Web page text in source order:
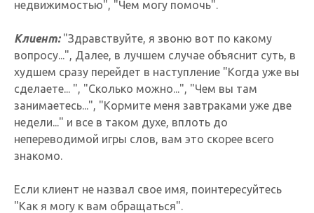
недвижимостью", "Чем могу помочь".
Клиент:"Здравствуйте, я звоню вот по какому
вопросу...", Далее, в лучшем случае объяснит суть, в
худшем сразу перейдет в наступление "Когда уже вы
сделаете... ", "Сколько можно...", "Чем вы там
занимаетесь...", "Кормите меня завтраками уже две
недели..." и все в таком духе, вплоть до
непереводимой игры слов, вам это скорее всего
знакомо.
Если клиент не назвал свое имя, поинтересуйтесь
"Как я могу к вам обращаться".